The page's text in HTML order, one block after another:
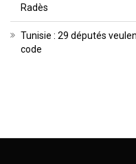
Radès
Tunisie : 29 députés
code